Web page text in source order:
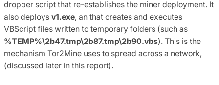
dropper script that re-establishes the miner deployment. It
also deploys v1.exe, an that creates and executes
VBScript files written to temporary folders (such as
%TEMP%\2b47.tmp\2b87.tmp\2b90.vbs). This is the
mechanism Tor2Mine uses to spread across a network,
(discussed later in this report).